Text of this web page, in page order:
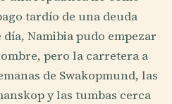
tardío de una deuda
día, Namibia pudo empezar
pero la carretera a
de Swakopmund, las
y las tumbas cerca